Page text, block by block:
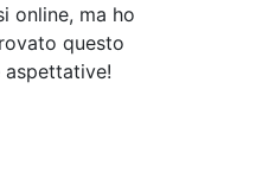
online, ma ho
questo
aspettative!